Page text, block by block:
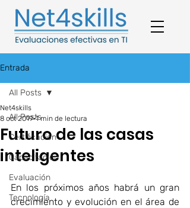
Entrada
All Posts
Certificación
Capacitación
Evaluación
Tecnología
All Posts
Futuro de las casas
inteligentes
Net4skills
8 oct 2019 1 min de lectura
En los próximos años habrá un gran
crecimiento y evolución en el área de